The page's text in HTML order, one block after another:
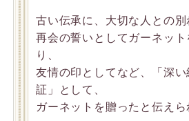
古い伝承に、大切な人との別
再会の誓いとしてガーネット
り、
友情の印としてなど、「深
証」として、
ガーネットを贈ったと伝えら